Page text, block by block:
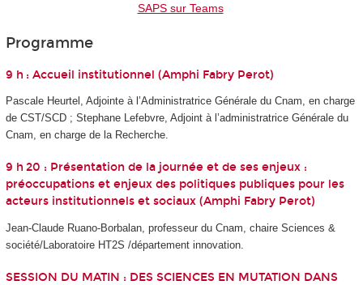
SAPS sur Teams
Programme
9 h : Accueil institutionnel (Amphi Fabry Perot)
Pascale Heurtel, Adjointe à l’Administratrice Générale du Cnam, en charge
de CST/SCD ; Stephane Lefebvre, Adjoint à l’administratrice Générale du
Cnam, en charge de la Recherche.
9 h 20 : Présentation de la journée et de ses enjeux :
préoccupations et enjeux des politiques publiques pour les
acteurs institutionnels et sociaux (Amphi Fabry Perot)
Jean-Claude Ruano-Borbalan, professeur du Cnam, chaire Sciences &
société/Laboratoire HT2S /département innovation.
SESSION DU MATIN : DES SCIENCES EN MUTATION DANS